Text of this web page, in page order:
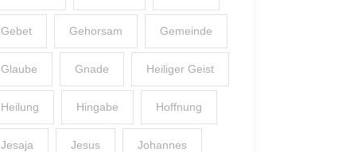
Gebet Gehorsam Gemeinde
Glaube Gnade Heiliger Geist
Heilung Hingabe Hoffnung
Jesaja Jesus Johannes